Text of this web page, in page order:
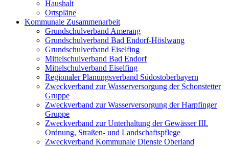
Haushalt
Ortspläne
Kommunale Zusammenarbeit
Grundschulverband Amerang
Grundschulverband Bad Endorf-Höslwang
Grundschulverband Eiselfing
Mittelschulverband Bad Endorf
Mittelschulverband Eiselfing
Regionaler Planungsverband Südostoberbayern
Zweckverband zur Wasserversorgung der Schonstetter
Gruppe
Zweckverband zur Wasserversorgung der Harpfinger
Gruppe
Zweckverband zur Unterhaltung der Gewässer III.
Ordnung, Straßen- und Landschaftspflege
Zweckverband Kommunale Dienste Oberland